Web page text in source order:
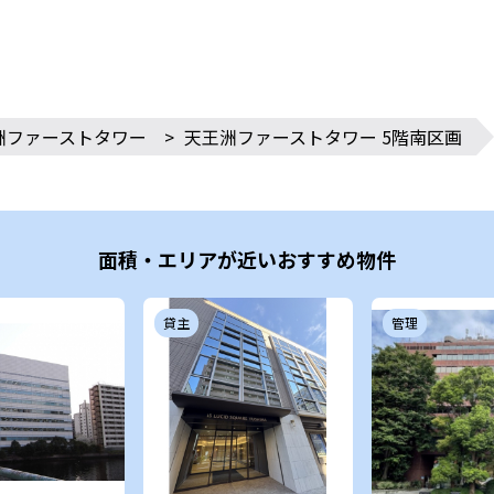
ファーストタワー > 天王洲ファーストタワー 5階南区画
面積・エリアが近いおすすめ物件
貸主 管理